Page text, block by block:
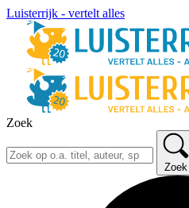
Luisterrijk - vertelt alles
Zoek
Zoek